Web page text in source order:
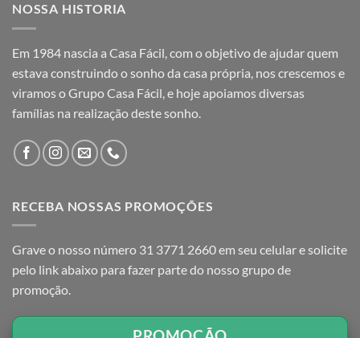
NOSSA HISTORIA
Em 1984 nascia a Casa Fácil, com o objetivo de ajudar quem
estava construindo o sonho da casa própria, nos crescemos e
viramos o Grupo Casa Fácil, e hoje apoiamos diversas
famílias na realização deste sonho.
RECEBA NOSSAS PROMOÇÕES
Grave o nosso número 31 3771 2660 em seu celular e solicite
pelo link abaixo para fazer parte do nosso grupo de
promoção.